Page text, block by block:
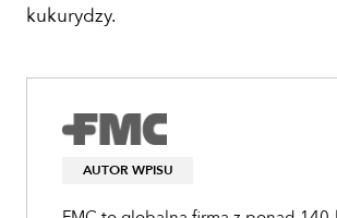
kukurydzy.
AUTOR WPISU